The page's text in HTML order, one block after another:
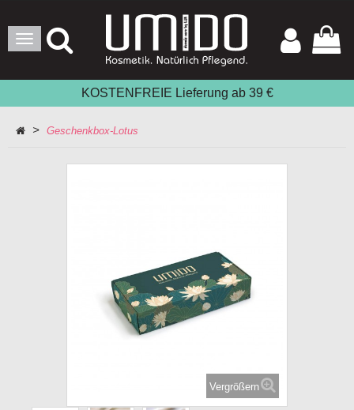
Toggle
Navigation
KOSTENFREIE Lieferung ab 39 €
> Geschenkbox-Lotus
Vergrößern